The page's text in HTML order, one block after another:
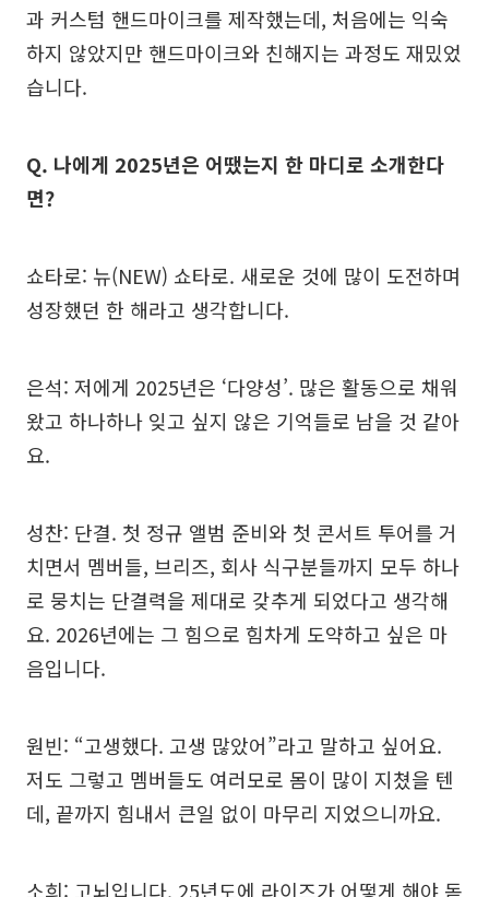
과 커스텀 핸드마이크를 제작했는데, 처음에는 익숙
하지 않았지만 핸드마이크와 친해지는 과정도 재밌었
습니다.
Q. 나에게 2025년은 어땠는지 한 마디로 소개한다
면?
쇼타로: 뉴(NEW) 쇼타로. 새로운 것에 많이 도전하며
성장했던 한 해라고 생각합니다.
은석: 저에게 2025년은 ‘다양성’. 많은 활동으로 채워
왔고 하나하나 잊고 싶지 않은 기억들로 남을 것 같아
요.
성찬: 단결. 첫 정규 앨범 준비와 첫 콘서트 투어를 거
치면서 멤버들, 브리즈, 회사 식구분들까지 모두 하나
로 뭉치는 단결력을 제대로 갖추게 되었다고 생각해
요. 2026년에는 그 힘으로 힘차게 도약하고 싶은 마
음입니다.
원빈: “고생했다. 고생 많았어”라고 말하고 싶어요.
저도 그렇고 멤버들도 여러모로 몸이 많이 지쳤을 텐
데, 끝까지 힘내서 큰일 없이 마무리 지었으니까요.
소희: 고뇌입니다. 25년도에 라이즈가 어떻게 해야 돋